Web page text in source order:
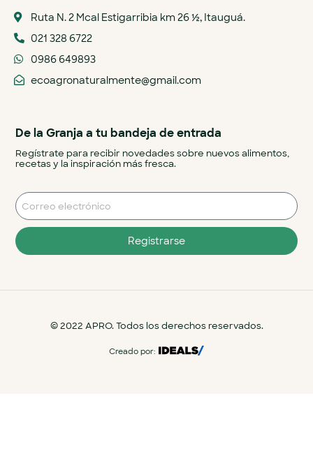
Ruta N. 2 Mcal Estigarribia km 26 ½, Itauguá.
021 328 6722
0986 649893
ecoagronaturalmente@gmail.com
De la Granja a tu bandeja de entrada
Regístrate para recibir novedades sobre nuevos alimentos,
recetas y la inspiración más fresca.
Registrarse
© 2022 APRO. Todos los derechos reservados.
Creado por: